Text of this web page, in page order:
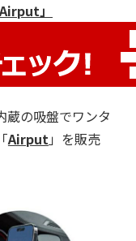
」
蔵の吸盤でワンタ
Airput」を販売